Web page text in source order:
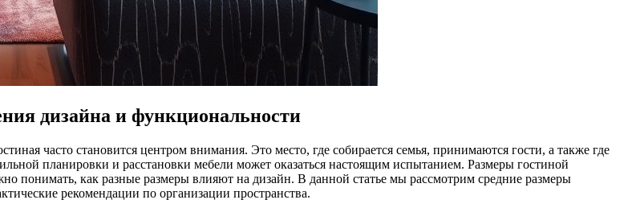
дизайна и функциональности
часто становится центром внимания. Это место, где собирается семья, принимаются гости, а также где
планировки и расстановки мебели может оказаться настоящим испытанием. Размеры гостиной
понимать, как разные размеры влияют на дизайн. В данной статье мы рассмотрим средние размеры
рекомендации по организации пространства.